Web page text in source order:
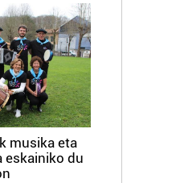
musika eta
eskainiko du